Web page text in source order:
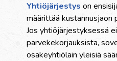
Yhtiöjärjestys on
määrittää
Jos yhtiöjärjestyksessä
parvekekorjauksista,
osakeyhtiölain yleisiä